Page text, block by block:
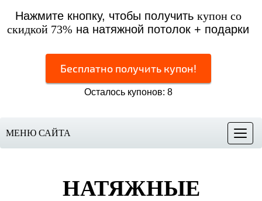
Нажмите кнопку, чтобы получить купон со
скидкой 73% на натяжной потолок + подарки
Бесплатно получить купон!
Осталось купонов: 8
Меню
МЕНЮ САЙТА
НАТЯЖНЫЕ